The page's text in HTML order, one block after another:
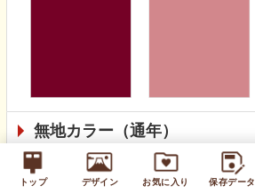
トップ デザイン お気に入り 保存データ
無地カラー（通年）